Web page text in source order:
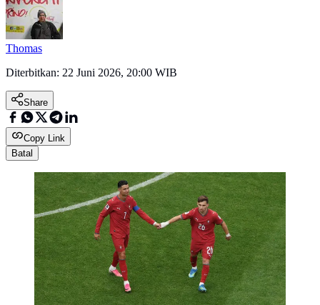
Thomas
Diterbitkan: 22 Juni 2026, 20:00 WIB
Share
Copy Link
Batal